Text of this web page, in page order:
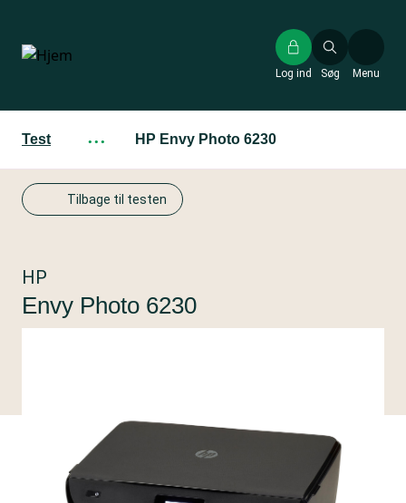
hovedindhold
Søg
Log ind Menu
Test ··· HP Envy Photo 6230
Tilbage til testen
HP
Envy Photo 6230